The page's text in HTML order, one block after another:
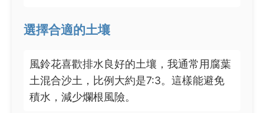
選擇合適的土壤
風鈴花喜歡排水良好的土壤，我通常用腐葉
土混合沙土，比例大約是7:3。這樣能避免
積水，減少爛根風險。